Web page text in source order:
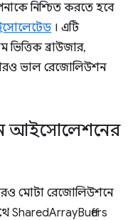
নিশ্চিত করতে হবে
। এটি
ব্রাউজার,
ভাল রেজোলিউশন
আইসোলেশনের
মোটা রেজোলিউশনে
SharedArrayBuffers